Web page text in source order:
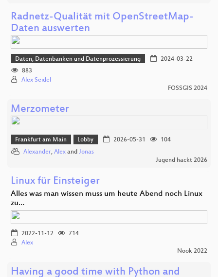
Radnetz-Qualität mit OpenStreetMap-
Daten auswerten
Daten, Datenbanken und Datenprozessierung
2024-03-22
883
Alex Seidel
FOSSGIS 2024
Merzometer
Frankfurt am Main Lobby 2026-05-31
104
Alexander, Alex and Jonas
Jugend hackt 2026
Linux für Einsteiger
Alles was man wissen muss um heute Abend noch Linux
zu…
2022-11-12
714
Alex
Nook 2022
Having a good time with Python and